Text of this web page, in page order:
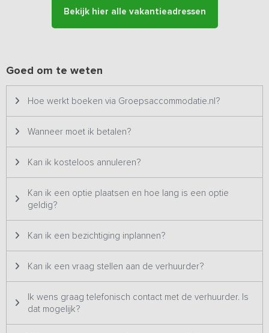
Bekijk hier alle vakantieadressen
Goed om te weten
Hoe werkt boeken via Groepsaccommodatie.nl?
Wanneer moet ik betalen?
Kan ik kosteloos annuleren?
Kan ik een optie plaatsen en hoe lang is een optie
geldig?
Kan ik een bezichtiging inplannen?
Kan ik een vraag stellen aan de verhuurder?
Ik wens graag telefonisch contact met de verhuurder. Is
dat mogelijk?